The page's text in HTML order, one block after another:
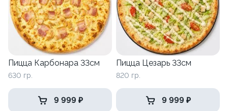
Пицца Карбонара 33см
630 гр.
9 999 ₽
Пицца Цезарь 33см
820 гр.
9 999 ₽